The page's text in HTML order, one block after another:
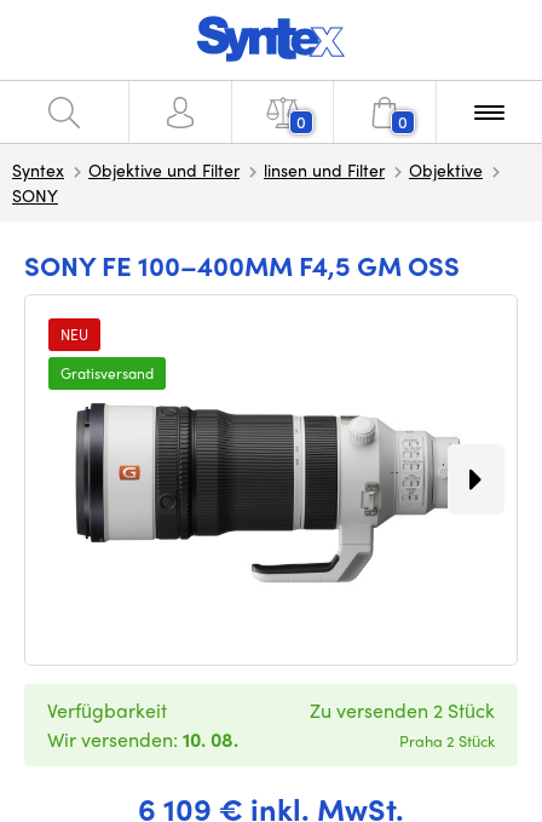
0 0
Syntex Objektive und Filter linsen und Filter
Objektive
SONY
SONY FE 100–400MM F4,5 GM OSS
NEU
Gratisversand
6 109 € inkl. MwSt.
Verfügbarkeit
Wir versenden: 10. 08.
Zu versenden 2 Stück
Praha 2 Stück